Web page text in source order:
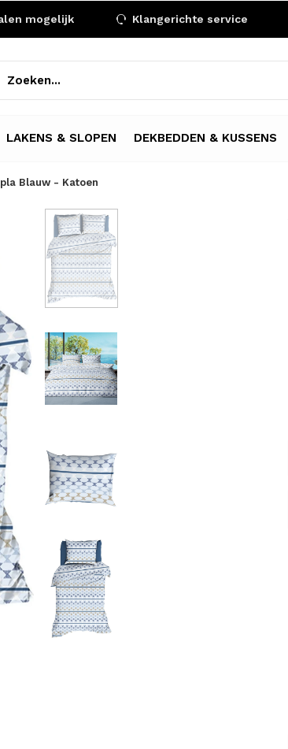
LAKENS & SLOPEN DEKBEDDEN & KUSSENS
mogelijk Klangerichte service
Blauw - Katoen